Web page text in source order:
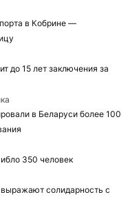
в Кобрине —
до 15 лет заключения за
в Беларуси более 100
350 человек
солидарность с